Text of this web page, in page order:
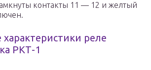
контакты 11 — 12 и желтый
характеристики реле
РКТ-1